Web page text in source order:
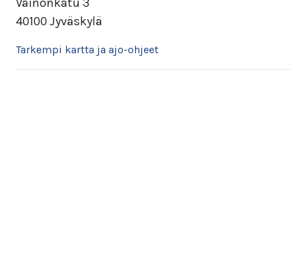
40100 Jyväskylä
Tarkempi kartta ja ajo-ohjeet